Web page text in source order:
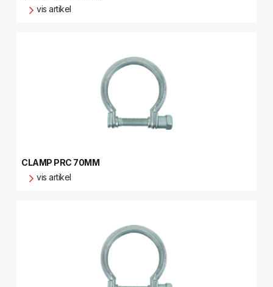
vis artikel
CLAMP PRC 70MM
vis artikel